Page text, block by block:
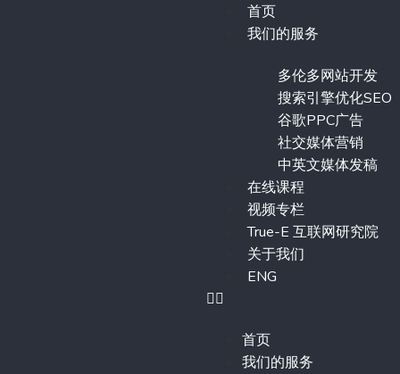
首页
我们的服务
多伦多网站开发
搜索引擎优化SEO
谷歌PPC广告
社交媒体营销
中英文媒体发稿
在线课程
视频专栏
True-E 互联网研究院
关于我们
ENG
首页
我们的服务